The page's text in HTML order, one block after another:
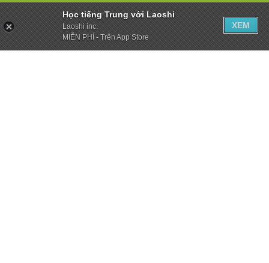
Học tiếng Trung với Laoshi
Laoshi inc.
MIỄN PHÍ - Trên App Store
XEM